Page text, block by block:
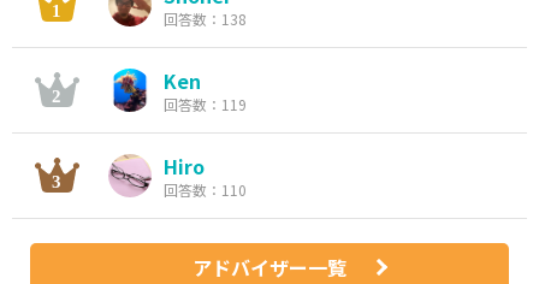
回答数：138
Ken
回答数：119
Hiro
回答数：110
アドバイザー一覧